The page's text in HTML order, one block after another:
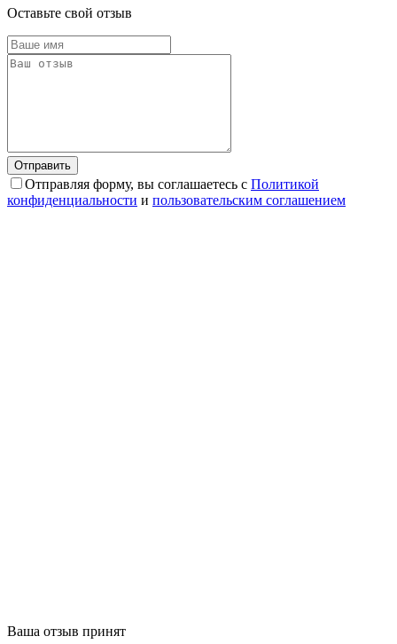
Оставьте свой отзыв
Отправляя форму, вы соглашаетесь с Политикой
конфиденциальности и пользовательским соглашением
Ваша отзыв принят